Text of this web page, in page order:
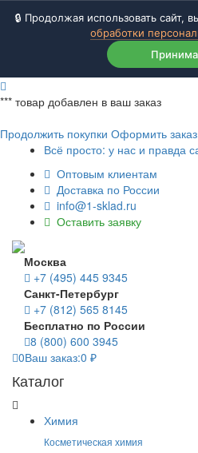
🔒 Продолжая использовать сайт,
обработки
*** товар добавлен в ваш заказ
Продолжить покупки Оформить заказ
Всё просто: у нас и правда
Оптовым клиентам
Доставка по России
info@1-sklad.ru
Оставить заявку
Москва
+7 (495) 445 9345
Санкт-Петербург
+7 (812) 565 8145
Бесплатно по России
8 (800) 600 3945
0Ваш заказ:0 ₽
Каталог
Химия
Косметическая химия